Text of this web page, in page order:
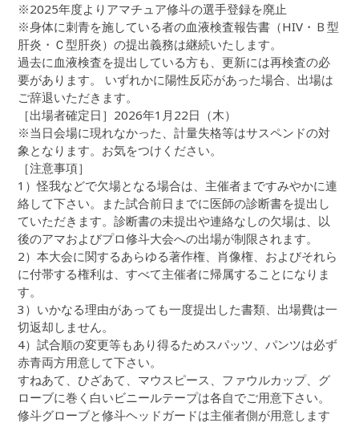
※2025年度よりアマチュア修斗の選手登録を廃止
※身体に刺青を施している者の血液検査報告書（HIV・Ｂ型
肝炎・Ｃ型肝炎）の提出義務は継続いたします。
過去に血液検査を提出している方も、更新には再検査の必
要があります。 いずれかに陽性反応があった場合、出場は
ご辞退いただきます。
［出場者確定日］2026年1月22日（木）
※当日会場に現れなかった、計量失格等はサスペンドの対
象となります。お気をつけください。
［注意事項］
1）怪我などで欠場となる場合は、主催者まですみやかに連
絡して下さい。また試合前日までに医師の診断書を提出し
ていただきます。診断書の未提出や連絡なしの欠場は、以
後のアマおよびプロ修斗大会への出場が制限されます。
2）本大会に関するあらゆる著作権、肖像権、およびそれら
に付帯する権利は、すべて主催者に帰属することになりま
す。
3）いかなる理由があっても一度提出した書類、出場費は一
切返却しません。
4）試合順の変更等もあり得るためスパッツ、パンツは必ず
赤青両方用意して下さい。
すねあて、ひざあて、マウスピース、ファウルカップ、グ
ローブに巻く白いビニールテープは各自でご用意下さい。
修斗グローブと修斗ヘッドガードは主催者側が用意します